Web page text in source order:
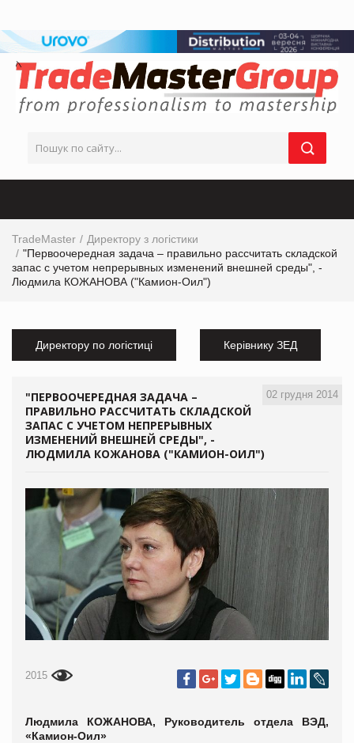
TradeMaster
Директору з логістики
"Первоочередная задача – правильно рассчитать складской
запас с учетом непрерывных изменений внешней среды", -
Людмила КОЖАНОВА ("Камион-Оил")
Директору по логістиці Керівнику ЗЕД
02 грудня 2014
"ПЕРВООЧЕРЕДНАЯ ЗАДАЧА –
ПРАВИЛЬНО РАССЧИТАТЬ СКЛАДСКОЙ
ЗАПАС С УЧЕТОМ НЕПРЕРЫВНЫХ
ИЗМЕНЕНИЙ ВНЕШНЕЙ СРЕДЫ", -
ЛЮДМИЛА КОЖАНОВА ("КАМИОН-ОИЛ")
2015
Людмила КОЖАНОВА, Руководитель отдела ВЭД,
«Камион-Оил»